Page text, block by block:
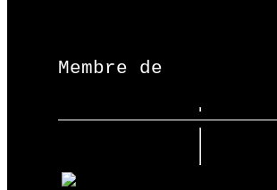
Membre de